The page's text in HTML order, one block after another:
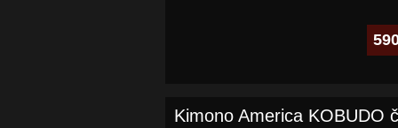
Kimono America KOBUDO